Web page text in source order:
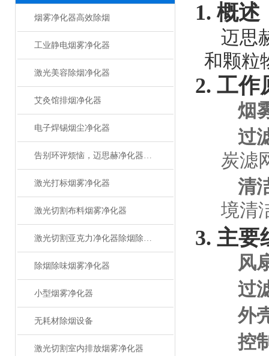
烟雾净化器高效除烟
工业静电烟雾净化器
激光美容除烟净化器
艾灸馆排烟净化器
电子焊锡烟尘净化器
告别环评烦恼，迈思赫净化器助您轻松达标
激光打标烟雾净化器
激光切割布料烟雾净化器
激光切割亚克力净化器除烟除味设备
除烟除味烟雾净化器
小型烟雾净化器
无耗材除烟设备
激光切割室内排放烟雾净化器
1. 概述
迈思
和颗粒
2. 工作
烟
过
炭滤
清
境清
3. 主要
风
过
外
控